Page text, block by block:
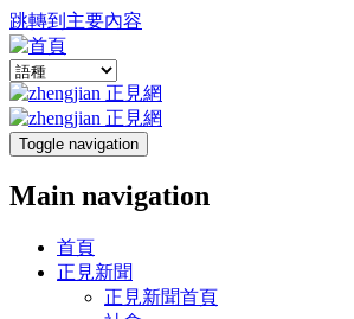
跳轉到主要內容
Toggle navigation
Main navigation
首頁
正見新聞
正見新聞首頁